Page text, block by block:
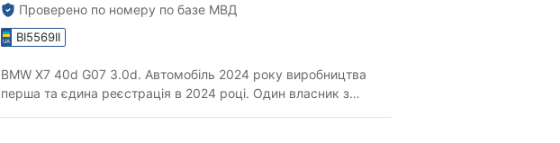
Проверено по номеру по базе МВД
BI5569II
BMW X7 40d G07 3.0d. Автомобіль 2024 року виробництва
перша та єдина реєстрація в 2024 році. Один власник з